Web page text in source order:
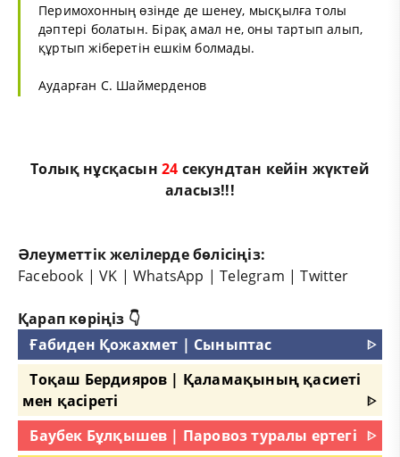
Перимохонның өзінде де шенеу, мысқылға толы
дәптері болатын. Бірақ амал не, оны тартып алып,
құртып жіберетін ешкім болмады.
Аударған С. Шаймерденов
Толық нұсқасын23 секундтан кейін жүктей
аласыз!!!
Әлеуметтік желілерде бөлісіңіз:
Facebook |VK |WhatsApp |Telegram |Twitter
Қарап көріңіз 👇
Ғабиден Қожахмет | Сыныптас
ᐈ
Тоқаш Бердияров | Қаламақының қасиеті
мен қасіреті
ᐈ
Баубек Бұлқышев | Паровоз туралы ертегі ᐈ